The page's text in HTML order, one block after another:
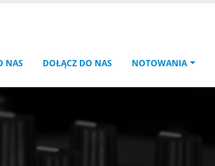
NAS DOŁĄCZ DO NAS NOTOWANIA